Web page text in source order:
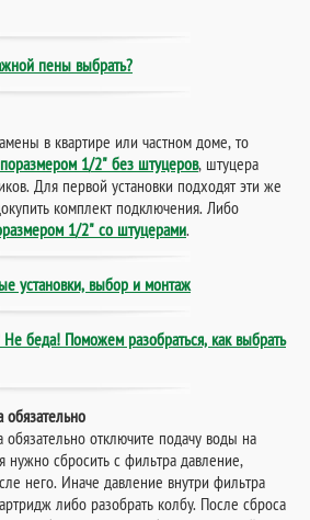
пены выбрать?
в квартире или частном доме, то
1/2" без штуцеров, штуцера
Для первой установки подходят эти же
комплект подключения. Либо
1/2" со штуцерами.
установки, выбор и монтаж
беда! Поможем разобраться, как выбрать
отключите подачу воды на
нужно сбросить с фильтра давление,
него. Иначе давление внутри фильтра
либо разобрать колбу. После сброса